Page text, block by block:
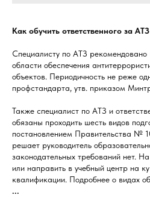
Как обучить ответственного за АТЗ
Специалисту по АТЗ
области обеспечения
объектов. Периодичность не реже
профстандарта, утв. приказом
Также специалист по АТЗ и
обязаны проходить шесть видов
постановлением Правительства №
решает руководитель
законодательных требований нет.
или направить в учебный центр на
квалификации. Подробнее о видах
...